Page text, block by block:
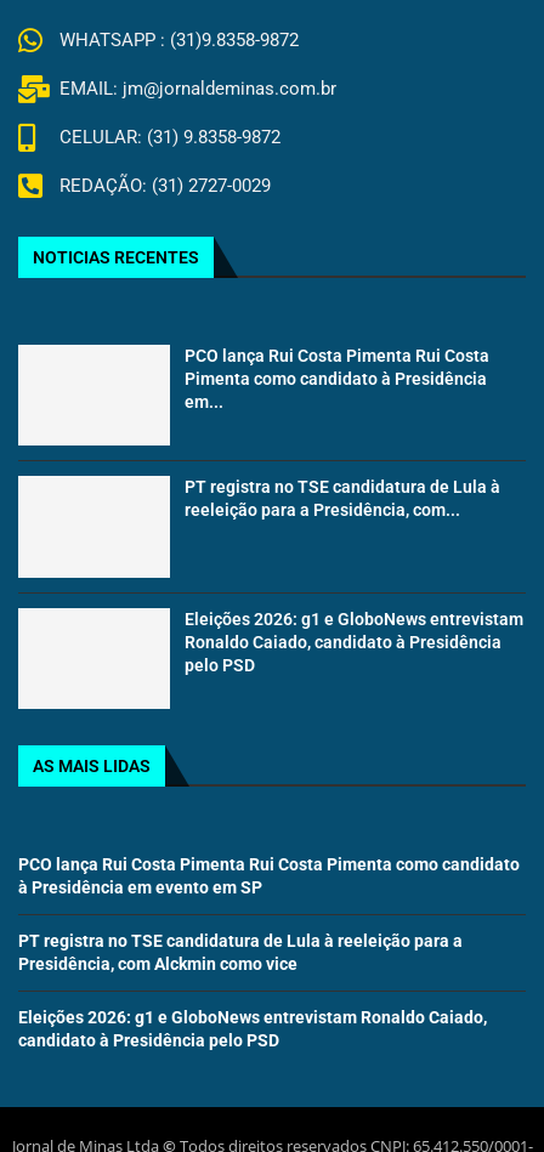
WHATSAPP : (31)9.8358-9872
EMAIL: jm@jornaldeminas.com.br
CELULAR: (31) 9.8358-9872
REDAÇÃO: (31) 2727-0029
NOTICIAS RECENTES
PCO lança Rui Costa Pimenta Rui Costa
Pimenta como candidato à Presidência
em...
PT registra no TSE candidatura de Lula à
reeleição para a Presidência, com...
Eleições 2026: g1 e GloboNews entrevistam
Ronaldo Caiado, candidato à Presidência
pelo PSD
AS MAIS LIDAS
PCO lança Rui Costa Pimenta Rui Costa Pimenta como candidato
à Presidência em evento em SP
PT registra no TSE candidatura de Lula à reeleição para a
Presidência, com Alckmin como vice
Eleições 2026: g1 e GloboNews entrevistam Ronaldo Caiado,
candidato à Presidência pelo PSD
Jornal de Minas Ltda©Todos direitos reservados CNPJ: 65.412.550/0001-